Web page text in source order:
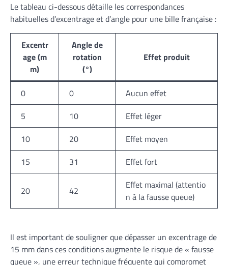
Le tableau ci-dessous détaille les correspondances
habituelles d’excentrage et d’angle pour une bille française :
Excentr
age (m
m)
Angle de
rotation
(°)
Effet produit
0 0
Aucun effet
5
10
Effet léger
10
20
Effet moyen
15
31 Effet fort
20 42
Effet maximal (attentio
n à la fausse queue)
Il est important de souligner que dépasser un excentrage de
15 mm dans ces conditions augmente le risque de « fausse
queue », une erreur technique fréquente qui compromet